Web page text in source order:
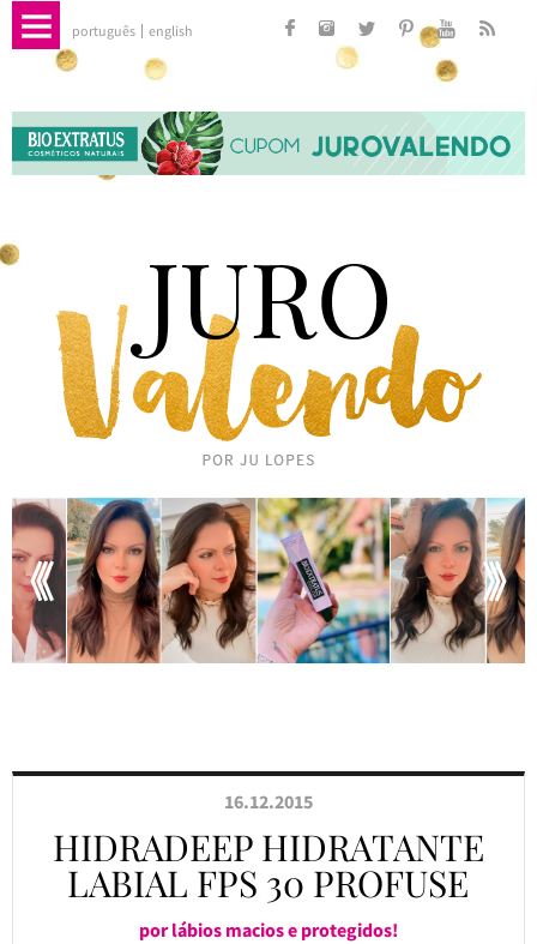
português english
16.12.2015
HIDRADEEP HIDRATANTE
LABIAL FPS 30 PROFUSE
por lábios macios e protegidos!